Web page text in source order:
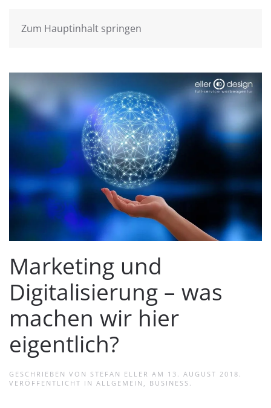
Zum Hauptinhalt springen
Marketing und
Digitalisierung – was
machen wir hier
eigentlich?
GESCHRIEBEN VON STEFAN ELLER AM 13. AUGUST 2018
VERÖFFENTLICHT IN ALLGEMEIN BUSINESS